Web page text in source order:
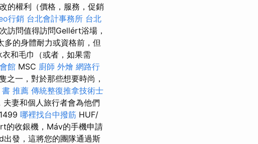
的權利（價格，服務，促銷
行銷 台北會計事務所 台北
訪問值得訪問Gellért浴場，
的身體耐力或資格前，但
和毛巾（或者，如果需
館 MSC 廚師 外燴 網路行
之一，對於那些想要時尚，
推薦 傳統整復推拿技術士
妻和個人旅行者會為他們
哪裡找台中撥筋 HUF/
的收銀機，Máv的手機申請
發，這將您的團隊通過斯